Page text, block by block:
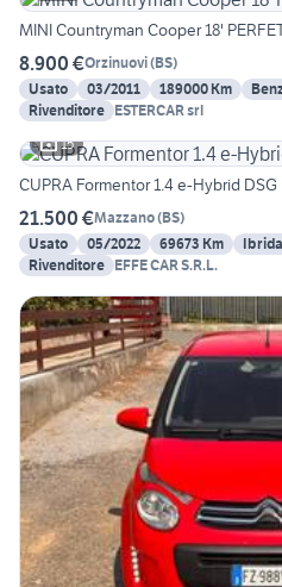
MINI Countryman Cooper 18'
8.900 €Orzinuovi(BS)
Usato
03/2011 189000 Km
Rivenditore ESTERCAR srl
15
CUPRA Formentor 1.4 e-Hybrid DSG
21.500 €Mazzano(BS)
Usato
05/2022 69673 Km Ibrida
Rivenditore EFFE CAR S.R.L.